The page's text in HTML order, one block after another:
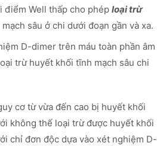
điểm Well thấp cho phép loại trừ
sâu ở chi dưới đoạn gần và xa.
D-dimer trên máu toàn phần âm
trừ huyết khối tĩnh mạch sâu chi
cơ từ vừa đến cao bị huyết khối
không thế loại trừ được huyết khối
chỉ đơn độc dựa vào xét nghiệm D-